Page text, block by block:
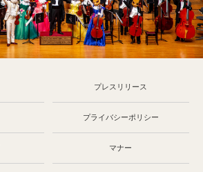
プレスリリース
プライバシーポリシー
マナー